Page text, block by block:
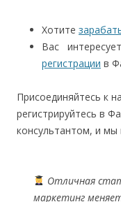
Хотите
Вас
регистрации в
Присоединяйтесь к
регистрируйтесь в
консультантом, и мы
Отличная
маркетинг